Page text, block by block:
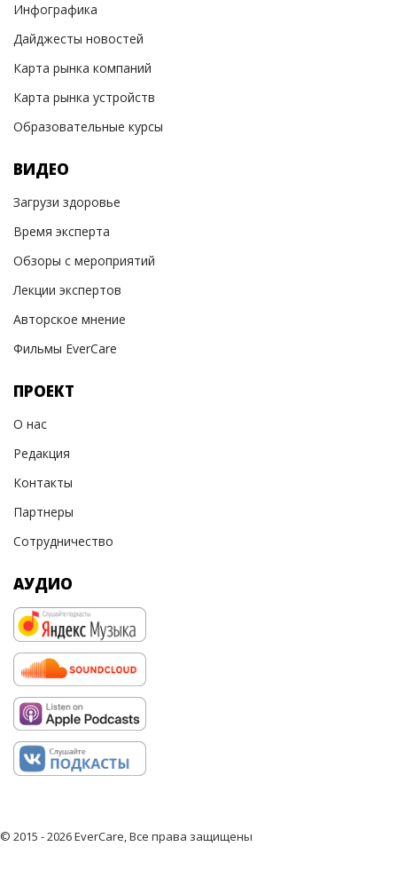
Инфографика
Дайджесты новостей
Карта рынка компаний
Карта рынка устройств
Образовательные курсы
ВИДЕО
Загрузи здоровье
Время эксперта
Обзоры с мероприятий
Лекции экспертов
Авторское мнение
Фильмы EverCare
ПРОЕКТ
О нас
Редакция
Контакты
Партнеры
Сотрудничество
АУДИО
© 2015 - 2026 EverCare, Все права защищены